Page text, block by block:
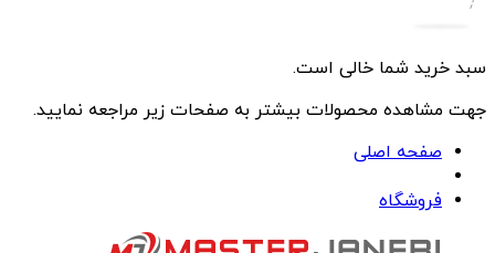
سبد خرید شما خالی است.
جهت مشاهده محصولات بیشتر به صفحات زیر مراجعه نمایید.
صفحه اصلی
فروشگاه